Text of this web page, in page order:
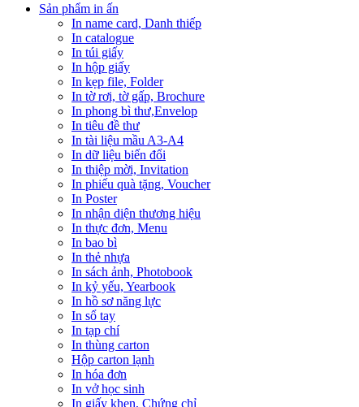
Sản phẩm in ấn
In name card, Danh thiếp
In catalogue
In túi giấy
In hộp giấy
In kẹp file, Folder
In tờ rơi, tờ gấp, Brochure
In phong bì thư,Envelop
In tiêu đề thư
In tài liệu mầu A3-A4
In dữ liệu biến đổi
In thiệp mời, Invitation
In phiếu quà tặng, Voucher
In Poster
In nhận diện thương hiệu
In thực đơn, Menu
In bao bì
In thẻ nhựa
In sách ảnh, Photobook
In kỷ yếu, Yearbook
In hồ sơ năng lực
In sổ tay
In tạp chí
In thùng carton
Hộp carton lạnh
In hóa đơn
In vở học sinh
In giấy khen, Chứng chỉ